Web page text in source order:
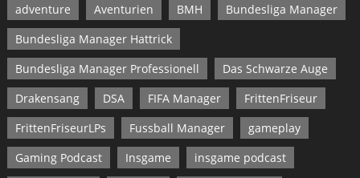
adventure Aventurien BMH
Bundesliga Manager
Bundesliga Manager Hattrick
Bundesliga Manager Professionell
Das Schwarze Auge
Drakensang
DSA FIFA Manager
FrittenFriseur
FrittenFriseurLPs
Fussball Manager
gameplay
Gaming Podcast
Insgame
insgame podcast